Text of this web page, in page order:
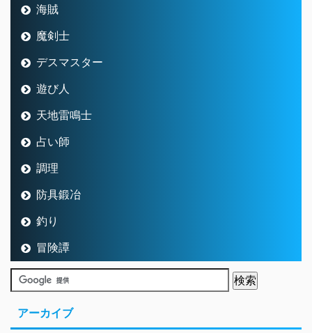
海賊
魔剣士
デスマスター
遊び人
天地雷鳴士
占い師
調理
防具鍛冶
釣り
冒険譚
アーカイブ